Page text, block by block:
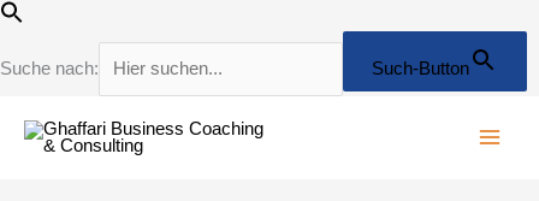
Suche nach: Such-Button
Zum
springen